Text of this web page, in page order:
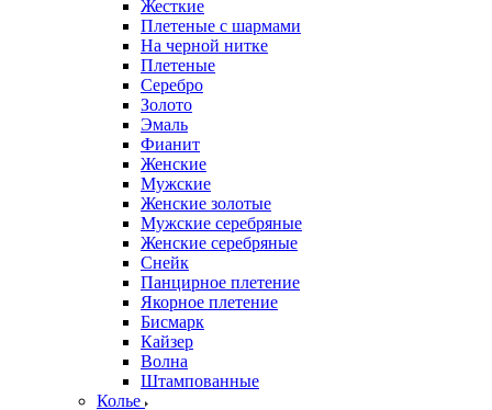
Жесткие
Плетеные с шармами
На черной нитке
Плетеные
Серебро
Золото
Эмаль
Фианит
Женские
Мужские
Женские золотые
Мужские серебряные
Женские серебряные
Снейк
Панцирное плетение
Якорное плетение
Бисмарк
Кайзер
Волна
Штампованные
Колье